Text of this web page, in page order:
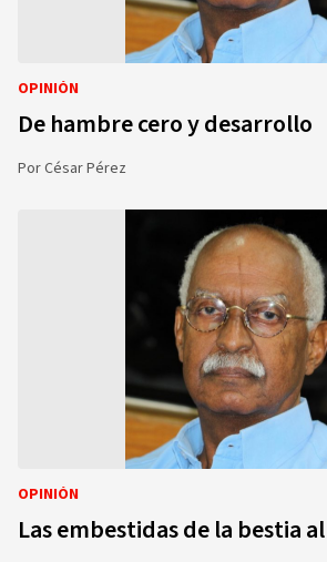
OPINIÓN
De hambre cero y desarrollo
PorCésar Pérez
OPINIÓN
Las embestidas de la bestia